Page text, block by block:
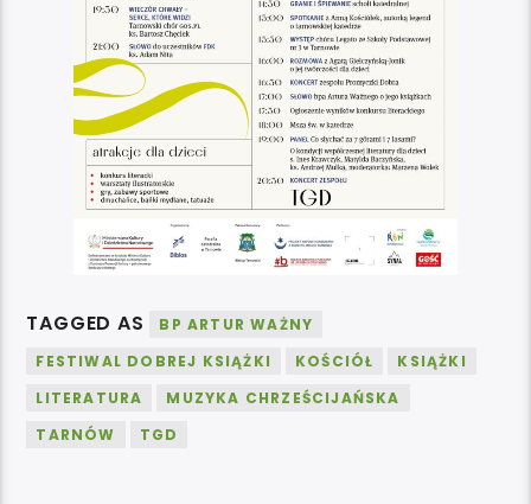
TAGGED AS
BP ARTUR WAŻNY
FESTIWAL DOBREJ KSIĄŻKI
KOŚCIÓŁ
KSIĄŻKI
LITERATURA
MUZYKA CHRZEŚCIJAŃSKA
TARNÓW
TGD